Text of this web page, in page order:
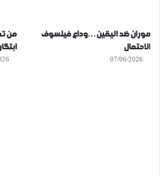
موران ضد اليقين…وداع فيلسوف
الاحتمال
07/06/2026
من